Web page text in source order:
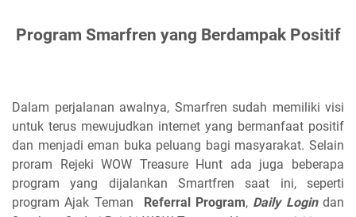
Program Smarfren yang Berdampak Positif
Dalam perjalanan awalnya, Smarfren sudah memiliki visi
untuk terus mewujudkan internet yang bermanfaat positif
dan menjadi eman buka peluang bagi masyarakat. Selain
proram Rejeki WOW Treasure Hunt ada juga beberapa
program yang dijalankan Smartfren saat ini, seperti
program Ajak Teman
Referral Program, Daily Logindan